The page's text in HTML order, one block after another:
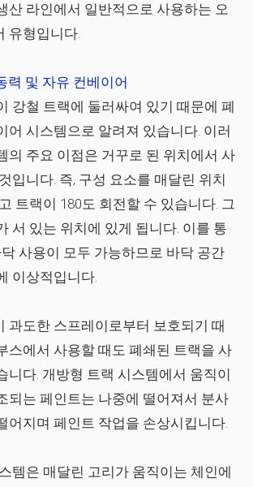
산 라인에서 일반적으로 사용하는 오
유형입니다.
력 및 자유 컨베이어
강철 트랙에 둘러싸여 있기 때문에 폐
어 시스템으로 알려져 있습니다. 이러
의 주요 이점은 거꾸로 된 위치에서 사
입니다. 즉, 구성 요소를 매달린 위치
트랙이 180도 회전할 수 있습니다. 그
서 있는 위치에 있게 됩니다. 이를 통
사용이 모두 가능하므로 바닥 공간
이상적입니다.
과도한 스프레이로부터 보호되기 때
스에서 사용할 때도 폐쇄된 트랙을 사
니다. 개방형 트랙 시스템에서 움직이
되는 페인트는 나중에 떨어져서 분사
어지며 페인트 작업을 손상시킵니다.
템은 매달린 고리가 움직이는 체인에